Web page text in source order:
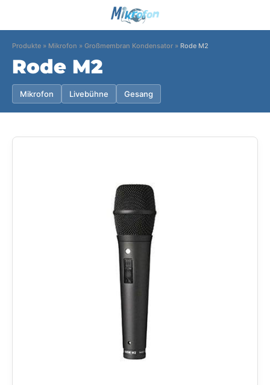
Produkte » Mikrofon » Großmembran Kondensator » Rode M2
Rode M2
Mikrofon Livebühne Gesang